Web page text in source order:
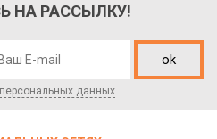
НА РАССЫЛКУ!
ok
персональных данных